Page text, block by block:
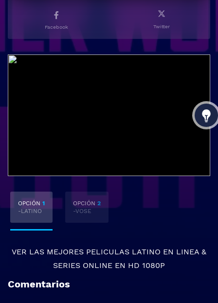
Facebook Twitter
OPCIÓN 1
-LATINO
OPCIÓN 2
-VOSE
VER LAS MEJORES PELICULAS LATINO EN LINEA &
SERIES ONLINE EN HD 1080P
Comentarios